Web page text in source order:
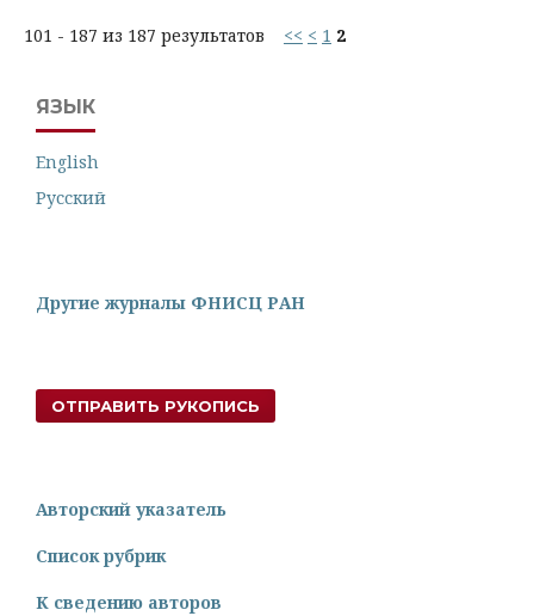
101 - 187 из 187 результатов << < 1 2
ЯЗЫК
English
Русский
Другие журналы ФНИСЦ РАН
ОТПРАВИТЬ РУКОПИСЬ
Авторский указатель
Список рубрик
К сведению авторов